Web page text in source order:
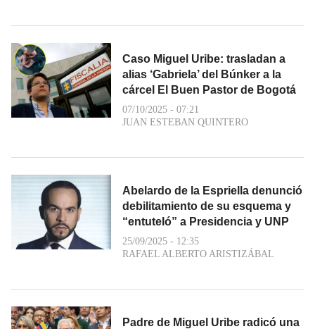
Caso Miguel Uribe: trasladan a
alias ‘Gabriela’ del Búnker a la
cárcel El Buen Pastor de Bogotá
07/10/2025 - 07:21
JUAN ESTEBAN QUINTERO
Abelardo de la Espriella denunció
debilitamiento de su esquema y
“entuteló” a Presidencia y UNP
25/09/2025 - 12:35
RAFAEL ALBERTO ARISTIZÁBAL
Padre de Miguel Uribe radicó una